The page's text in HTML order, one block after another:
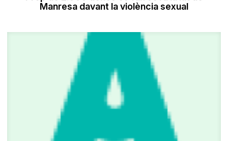
Manresa davant la violència sexual